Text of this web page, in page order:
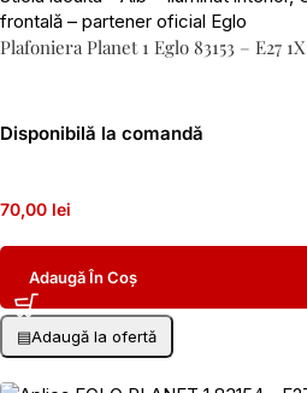
Plafoniera Planet 1 Eglo 83153 – E27
Disponibilă la comandă
70,00 lei
Adaugă În Coș
▤Adaugă la ofertă